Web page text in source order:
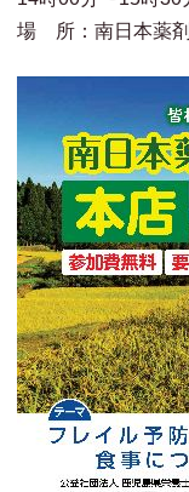
場 所：南日本薬